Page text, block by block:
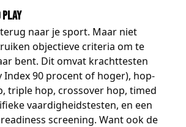
Play
naar je sport. Maar niet
objectieve criteria om te
bent. Dit omvat krachttesten
Index 90 procent of hoger), hop-
triple hop, crossover hop, timed
vaardigheidstesten, en een
screening. Want ook de